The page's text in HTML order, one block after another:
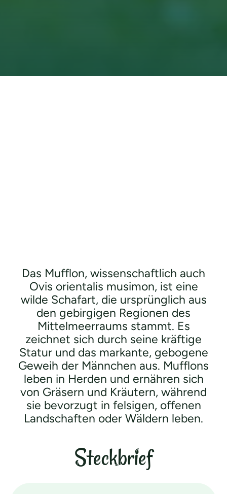
Das Mufflon, wissenschaftlich auch
Ovis orientalis musimon, ist eine
wilde Schafart, die ursprünglich aus
den gebirgigen Regionen des
Mittelmeerraums stammt. Es
zeichnet sich durch seine kräftige
Statur und das markante, gebogene
Geweih der Männchen aus. Mufflons
leben in Herden und ernähren sich
von Gräsern und Kräutern, während
sie bevorzugt in felsigen, offenen
Landschaften oder Wäldern leben.
Steckbrief